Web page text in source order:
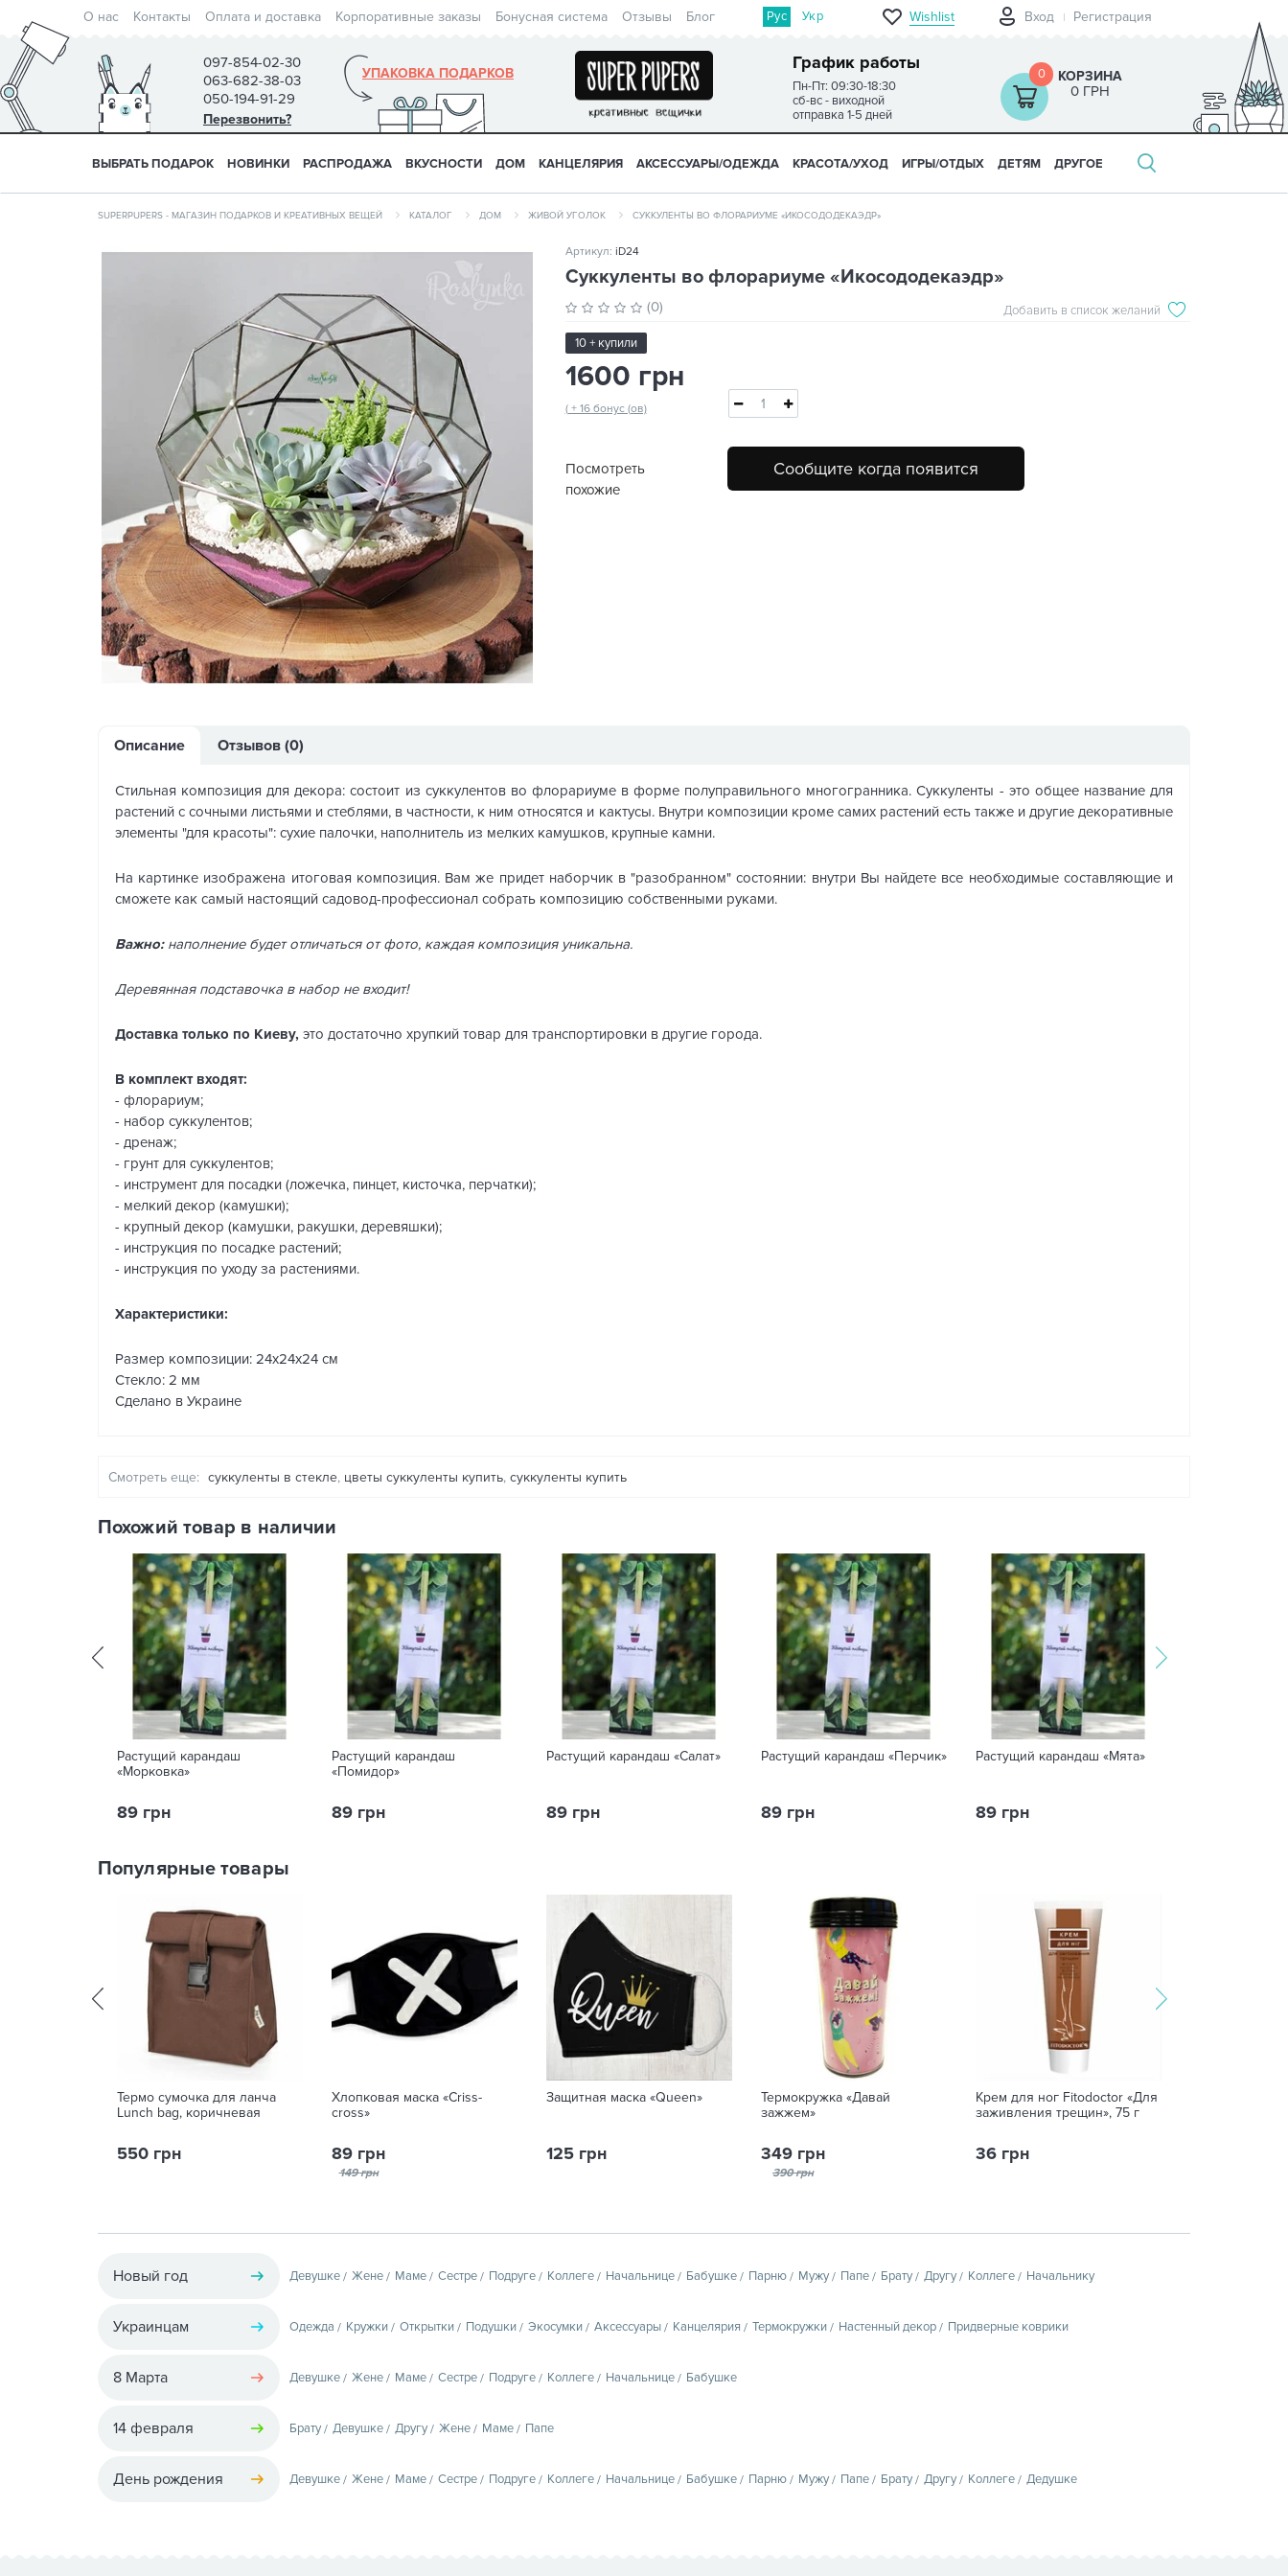
О нас Контакты Оплата и доставка Корпоративные заказы Бонусная система Отзывы Блог Рус Укр Wishlist Вход Регистрация
097-854-02-30
063-682-38-03
050-194-91-29
Перезвонить?
График работы
Пн-Пт: 09:30-18:30
сб-вс - виходной
отправка 1-5 дней
УПАКОВКА ПОДАРКОВ 0 КОРЗИНА
0 ГРН
ВЫБРАТЬ ПОДАРОК НОВИНКИ РАСПРОДАЖА ВКУСНОСТИ ДОМ КАНЦЕЛЯРИЯ АКСЕССУАРЫ/ОДЕЖДА КРАСОТА/УХОД ИГРЫ/ОТДЫХ ДЕТЯМ ДРУГОЕ
SUPERPUPERS - МАГАЗИН ПОДАРКОВ И КРЕАТИВНЫХ ВЕЩЕЙ КАТАЛОГ ДОМ ЖИВОЙ УГОЛОК СУККУЛЕНТЫ ВО ФЛОРАРИУМЕ «ИКОСОДОДЕКАЭДР»
Артикул: iD24
Суккуленты во флорариуме «Икосододекаэдр»
(0) Добавить в список желаний
10 + купили
1600 грн
( + 16 бонус (ов)
Посмотреть
похожие
Сообщите когда появится
Описание Отзывов (0)
Стильная композиция для декора: состоит из суккулентов во флорариуме в форме полуправильного многогранника. Суккуленты - это общее название для
растений с сочными листьями и стеблями, в частности, к ним относятся и кактусы. Внутри композиции кроме самих растений есть также и другие декоративные
элементы "для красоты": сухие палочки, наполнитель из мелких камушков, крупные камни.
На картинке изображена итоговая композиция. Вам же придет наборчик в "разобранном" состоянии: внутри Вы найдете все необходимые составляющие и
сможете как самый настоящий садовод-профессионал собрать композицию собственными руками.
Важно: наполнение будет отличаться от фото, каждая композиция уникальна.
Деревянная подставочка в набор не входит!
Доставка только по Киеву, это достаточно хрупкий товар для транспортировки в другие города.
В комплект входят:
- флорариум;
- набор суккулентов;
- дренаж;
- грунт для суккулентов;
- инструмент для посадки (ложечка, пинцет, кисточка, перчатки);
- мелкий декор (камушки);
- крупный декор (камушки, ракушки, деревяшки);
- инструкция по посадке растений;
- инструкция по уходу за растениями.
Характеристики:
Размер композиции: 24х24х24 см
Стекло: 2 мм
Сделано в Украине
Смотреть еще: суккуленты в стекле, цветы суккуленты купить, суккуленты купить
Похожий товар в наличии
Растущий карандаш
«Морковка»
89 грн
Растущий карандаш
«Помидор»
89 грн
Растущий карандаш «Салат»
89 грн
Растущий карандаш «Перчик»
89 грн
Растущий карандаш «Мята»
89 грн
Популярные товары
Термо сумочка для ланча
Lunch bag, коричневая
550 грн
Хлопковая маска «Criss-
cross»
89 грн
149 грн
Защитная маска «Queen»
125 грн
Термокружка «Давай
зажжем»
349 грн
390 грн
Крем для ног Fitodoctor «Для
заживления трещин», 75 г
36 грн
Новый год Девушке Жене Маме Сестре Подруге Коллеге Начальнице Бабушке Парню Мужу Папе Брату Другу Коллеге Начальнику
Украинцам Одежда Кружки Открытки Подушки Экосумки Аксессуары Канцелярия Термокружки Настенный декор Придверные коврики
8 Марта Девушке Жене Маме Сестре Подруге Коллеге Начальнице Бабушке
14 февраля Брату Девушке Другу Жене Маме Папе
День рождения Девушке Жене Маме Сестре Подруге Коллеге Начальнице Бабушке Парню Мужу Папе Брату Другу Коллеге Дедушке